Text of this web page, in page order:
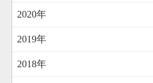
2020年
2019年
2018年